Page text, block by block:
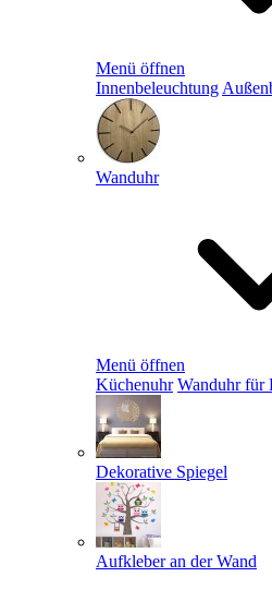
Menü öffnen
Innenbeleuchtung
Wanduhr
Menü öffnen
Küchenuhr Wanduhr für
Dekorative Spiegel
Aufkleber an der Wand